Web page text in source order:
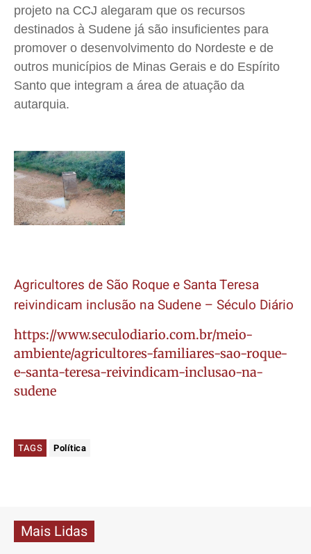
projeto na CCJ alegaram que os recursos
destinados à Sudene já são insuficientes para
promover o desenvolvimento do Nordeste e de
outros municípios de Minas Gerais e do Espírito
Santo que integram a área de atuação da
autarquia.
Agricultores de São Roque e Santa Teresa
reivindicam inclusão na Sudene – Século Diário
https://www.seculodiario.com.br/meio-
ambiente/agricultores-familiares-sao-roque-
e-santa-teresa-reivindicam-inclusao-na-
sudene
TAGS Política
Mais Lidas